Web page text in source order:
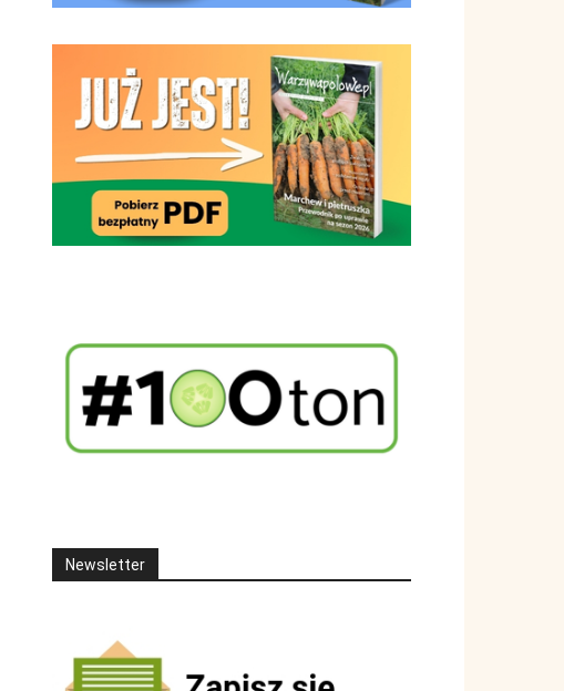
Newsletter